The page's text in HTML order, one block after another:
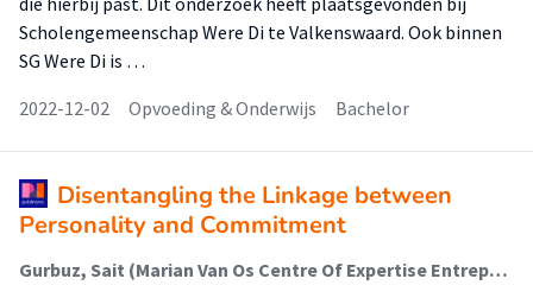
Scholengemeenschap Were Di te Valkenswaard. Ook binnen
SG Were Di is …
2022-12-02
Opvoeding & Onderwijs Bachelor
Disentangling the Linkage between
Personality and Commitment
Gurbuz, Sait (Marian Van Os Centre Of Expertise Entrepreneurship); Costigan, Robert; Marasli, Furkan